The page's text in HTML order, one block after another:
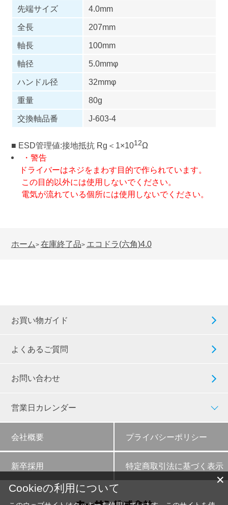
先端サイズ
4.0mm
全長
207mm
軸長
100mm
軸径
5.0mmφ
ハンドル径
32mmφ
重量
80g
交換軸品番
J-603-4
■ ESD管理値:接地抵抗 Rg＜1×1012Ω
・警告
ドライバーはネジをまわす目的で作られています。
この目的以外には使用しないでください。
電気が流れている個所には使用しないでください。
ホーム> 在庫終了品> エコドラ(六角)4.0
お買い物ガイド
よくあるご質問
お問い合わせ
営業日カレンダー
会社概要 プライバシーポリシー
新卒採用 特定商取引法に基づく表示
✕
Cookieの利用について